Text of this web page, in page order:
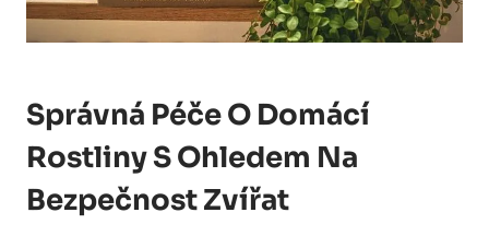
Správná Péče O Domácí
Rostliny S Ohledem Na
Bezpečnost Zvířat